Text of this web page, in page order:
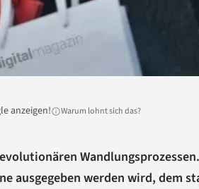
anzeigen! Warum lohnt sich das?
ausgegeben werden wird, dem